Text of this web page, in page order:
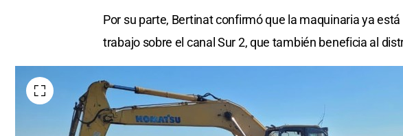
Por su parte, Bertinat confirmó que la maquinaria ya
trabajo sobre el canal Sur 2, que también beneficia al